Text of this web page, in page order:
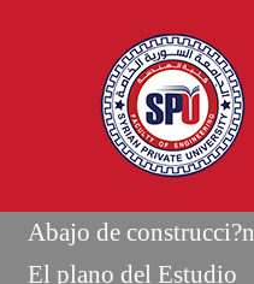
Abajo de construcci?n
El plano del Estudio